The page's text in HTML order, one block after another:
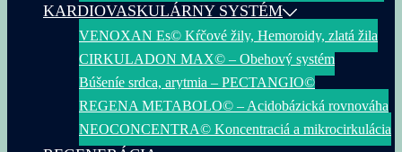
KARDIOVASKULÁRNY SYSTÉM
VENOXAN Es© Kŕčové žily, Hemoroidy, zlatá žila
CIRKULADON MAX© – Obehový systém
Búšeníe srdca, arytmia – PECTANGIO©
REGENA METABOLO© – Acidobázická rovnováha
NEOCONCENTRA© Koncentraciá a mikrocirkulácia